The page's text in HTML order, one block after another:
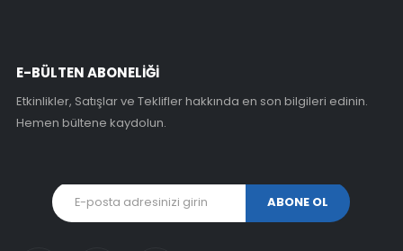
E-BÜLTEN ABONELİĞİ
Etkinlikler, Satışlar ve Teklifler hakkında en son bilgileri edinin.
Hemen bültene kaydolun.